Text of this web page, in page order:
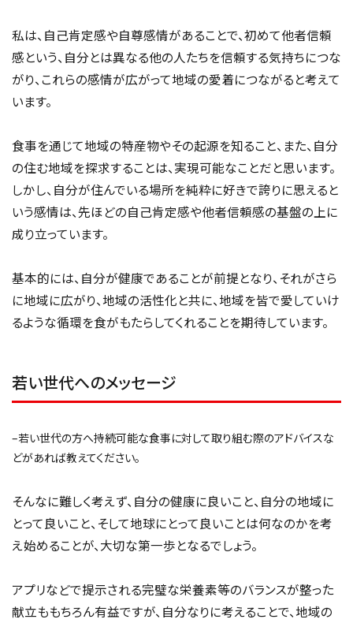
私は、自己肯定感や自尊感情があることで、初めて他者信頼
感という、自分とは異なる他の人たちを信頼する気持ちにつな
がり、これらの感情が広がって地域の愛着につながると考えて
います。
食事を通じて地域の特産物やその起源を知ること、また、自分
の住む地域を探求することは、実現可能なことだと思います。
しかし、自分が住んでいる場所を純粋に好きで誇りに思えると
いう感情は、先ほどの自己肯定感や他者信頼感の基盤の上に
成り立っています。
基本的には、自分が健康であることが前提となり、それがさら
に地域に広がり、地域の活性化と共に、地域を皆で愛していけ
るような循環を食がもたらしてくれることを期待しています。
若い世代へのメッセージ
–若い世代の方へ持続可能な食事に対して取り組む際のアドバイスな
どがあれば教えてください。
そんなに難しく考えず、自分の健康に良いこと、自分の地域に
とって良いこと、そして地球にとって良いことは何なのかを考
え始めることが、大切な第一歩となるでしょう。
アプリなどで提示される完璧な栄養素等のバランスが整った
献立ももちろん有益ですが、自分なりに考えることで、地域の